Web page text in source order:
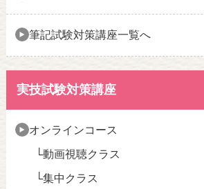
筆記試験対策講座一覧へ
実技試験対策講座
オンラインコース
動画視聴クラス
集中クラス